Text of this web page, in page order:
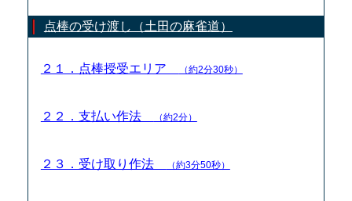
点棒の受け渡し（土田の麻雀道）
２１．点棒授受エリア （約2分30秒）
２２．支払い作法 （約2分）
２３．受け取り作法 （約3分50秒）